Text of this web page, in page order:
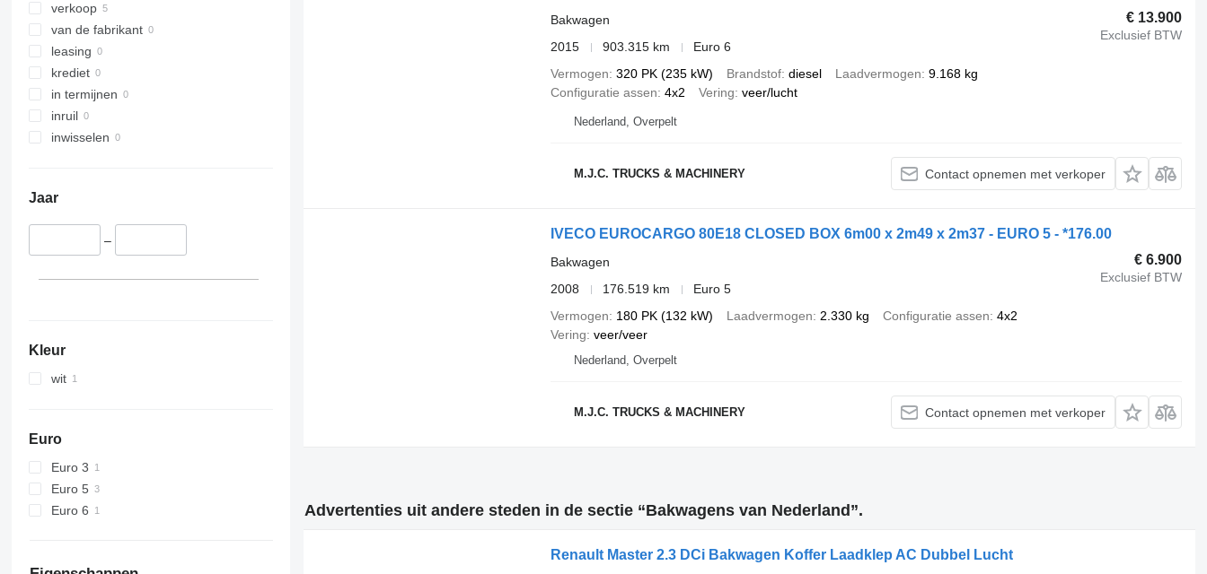
verkoop
van de fabrikant
leasing
krediet
in termijnen
inruil
inwisselen
Jaar
–
Kleur
wit
Euro
Euro 3
Euro 5
Euro 6
€ 13.900
Exclusief BTW
Bakwagen
2015
903.315 km
Euro 6
Vermogen 320 PK (235 kW) Brandstof diesel Laadvermogen 9.168 kg
Configuratie assen 4x2 Vering veer/lucht
Nederland, Overpelt
M.J.C. TRUCKS & MACHINERY Contact opnemen met verkoper
IVECO EUROCARGO 80E18 CLOSED BOX 6m00 x 2m49 x 2m37 - EURO 5 - *176.00
€ 6.900
Exclusief BTW
Bakwagen
2008
176.519 km
Euro 5
Vermogen
180 PK (132 kW) Laadvermogen 2.330 kg Configuratie assen 4x2
Vering veer/veer
Nederland, Overpelt
M.J.C. TRUCKS & MACHINERY Contact opnemen met verkoper
Advertenties uit andere steden in de sectie “Bakwagens van Nederland”.
Renault Master 2.3 DCi Bakwagen Koffer Laadklep AC Dubbel Lucht